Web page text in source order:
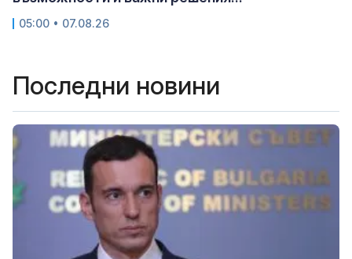
05:00 • 07.08.26
Последни новини